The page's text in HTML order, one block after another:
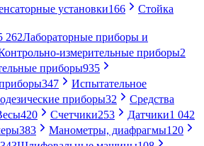
установки166
Стойка
262Лабораторные приборы и
измерительные приборы2
приборы935
347
Испытательное
приборы32
Средства
420 Счетчики253 Датчики1 042
383 Манометры, диафрагмы120